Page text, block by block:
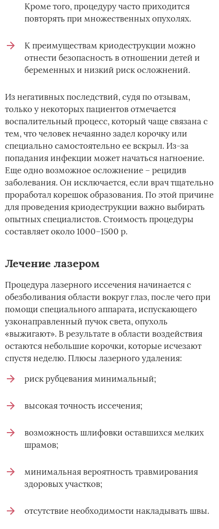
Кроме того, процедуру часто приходится
повторять при множественных опухолях.
К преимуществам криодеструкции можно
отнести безопасность в отношении детей и
беременных и низкий риск осложнений.
Из негативных последствий, судя по отзывам,
только у некоторых пациентов отмечается
воспалительный процесс, который чаще связана с
тем, что человек нечаянно задел корочку или
специально самостоятельно ее вскрыл. Из-за
попадания инфекции может начаться нагноение.
Еще одно возможное осложнение – рецидив
заболевания. Он исключается, если врач тщательно
проработал корешок образования. По этой причине
для проведения криодеструкции важно выбирать
опытных специалистов. Стоимость процедуры
составляет около 1000–1500 р.
Лечение лазером
Процедура лазерного иссечения начинается с
обезболивания области вокруг глаз, после чего при
помощи специального аппарата, испускающего
узконаправленный пучок света, опухоль
«выжигают». В результате в области воздействия
остаются небольшие корочки, которые исчезают
спустя неделю. Плюсы лазерного удаления:
риск рубцевания минимальный;
высокая точность иссечения;
возможность шлифовки оставшихся мелких
шрамов;
минимальная вероятность травмирования
здоровых участков;
отсутствие необходимости накладывать швы.